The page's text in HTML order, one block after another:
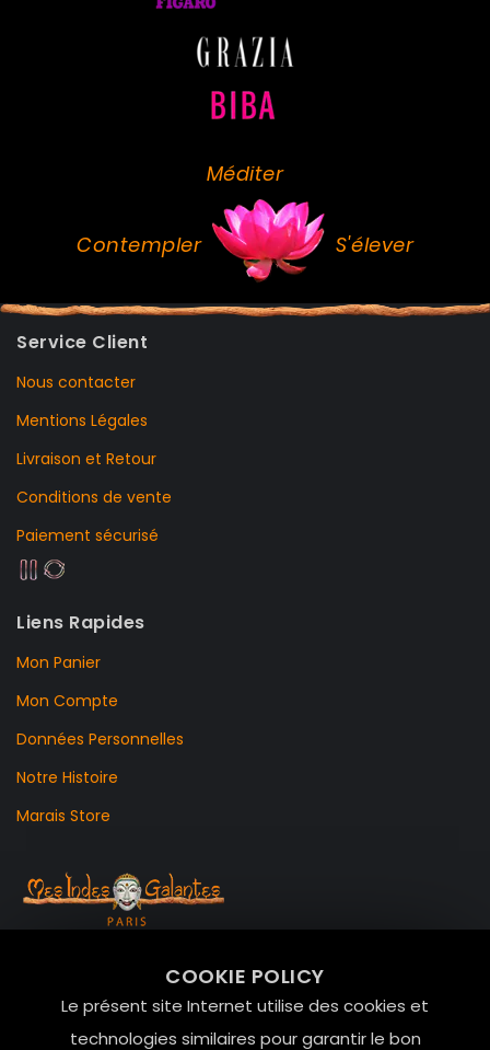
COOKIE POLICY
Le présent site Internet utilise des cookies et
technologies similaires pour garantir le bon
Méditer
Contempler S'élever
Service Client
Nous contacter
Mentions Légales
Livraison et Retour
Conditions de vente
Paiement sécurisé
Liens Rapides
Mon Panier
Mon Compte
Données Personnelles
Notre Histoire
Marais Store
Le Marais, 75004 Paris
contact@mesindesgalantes.com